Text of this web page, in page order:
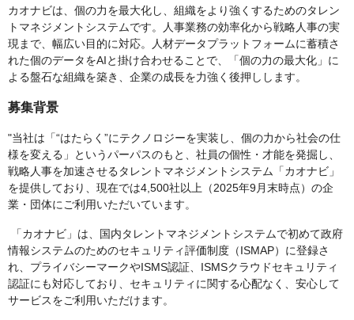
カオナビは、個の力を最大化し、組織をより強くするためのタレン
トマネジメントシステムです。人事業務の効率化から戦略人事の実
現まで、幅広い目的に対応。人材データプラットフォームに蓄積さ
れた個のデータをAIと掛け合わせることで、「個の力の最大化」に
よる盤石な組織を築き、企業の成長を力強く後押しします。
募集背景
"当社は「“はたらく”にテクノロジーを実装し、個の力から社会の仕
様を変える」というパーパスのもと、社員の個性・才能を発掘し、
戦略人事を加速させるタレントマネジメントシステム「カオナビ」
を提供しており、現在では4,500社以上（2025年9月末時点）の企
業・団体にご利用いただいています。
「カオナビ」は、国内タレントマネジメントシステムで初めて政府
情報システムのためのセキュリティ評価制度（ISMAP）に登録さ
れ、プライバシーマークやISMS認証、ISMSクラウドセキュリティ
認証にも対応しており、セキュリティに関する心配なく、安心して
サービスをご利用いただけます。